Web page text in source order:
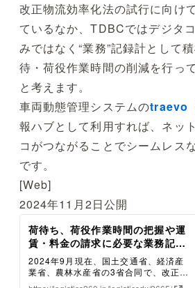
改正物流効率化法の試行に向け
ているなか、TDBCではデジタ
みではなく“業務”記録計として
待・荷役作業時間の削減を行っ
と考えます。
車両動態管理システムのtraevo
報ハブとして利用すれば、ネッ
コがつながることでシームレス
です。
[Web]
2024年11月2日公開
荷待ち、荷役作業時間の把握や運
賃・料金の請求に必要な業務記録
をデジタコで取得し、荷主と積極
的に連携 - デジタコナビ
2024年9月現在、国土交通省、経済産
業省、農林水産省の3省合同で、改正物
流効率化法の試行に向けた検討が進め